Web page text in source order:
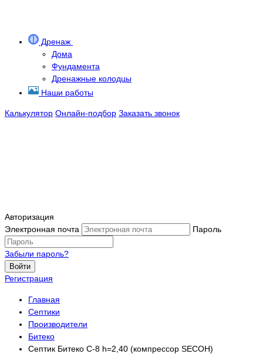
Дренаж
Дома
Фундамента
Дренажные колодцы
Наши работы
Калькулятор Онлайн-подбор Заказать звонок
Авторизация
Электронная почта
Пароль
Забыли пароль?
Войти
Регистрация
Главная
Септики
Производители
Битеко
Септик Битеко С-8 h=2,40 (компрессор SECOH)